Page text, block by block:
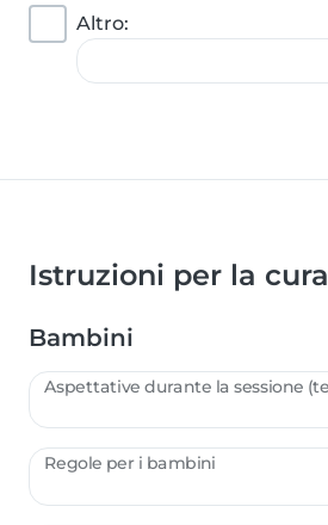
Altro:
Istruzioni per la cura
Bambini
Regole per i bambini